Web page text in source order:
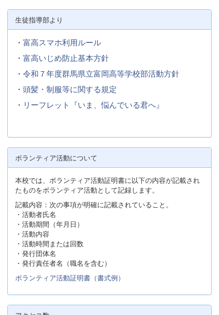
生徒指導部より
・ 富高スマホ利用ルール
・ 富高いじめ防止基本方針
・ 令和７年度群馬県立富岡高等学校部活動方針
・ 頭髪・制服等に関する規定
・ リーフレット『いま、悩んでいる君へ』
ボランティア活動について
本校では、ボランティア活動証明書に以下の内容が記載され
たものをボランティア活動として記録します。
記載内容：次の事項が明確に記載されていること。
・活動者氏名
・活動期間（年月日）
・活動内容
・活動時間または回数
・発行団体名
・発行責任者名（職名を含む）
ボランティア活動証明書（書式例）